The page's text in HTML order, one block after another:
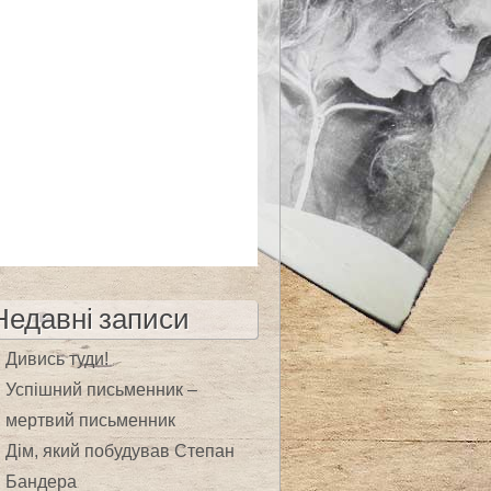
записи
Дивись туди!
Успішний письменник –
мертвий письменник
Дім, який побудував Степан
Бандера